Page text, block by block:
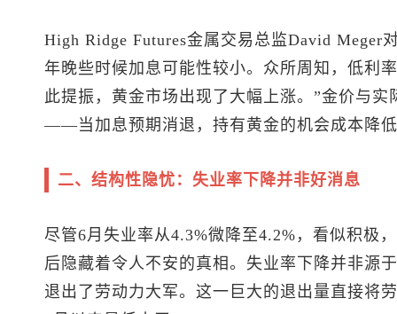
High Ridge Futures金属交易总监David Meger
年晚些时候加息可能性较小。众所周知，低利
此提振，黄金市场出现了大幅上涨。”金价与
——当加息预期消退，持有黄金的机会成本降
二、结构性隐忧：失业率下降并非好消息
尽管6月失业率从4.3%微降至4.2%，看似积极
后隐藏着令人不安的真相。失业率下降并非源
退出了劳动力大军。这一巨大的退出量直接将